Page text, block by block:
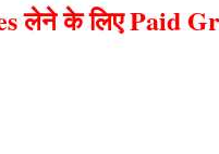
लेने के लिए Paid